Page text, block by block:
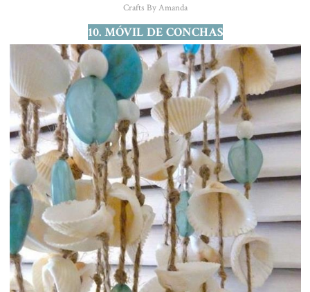
Crafts By Amanda
10. MÓVIL DE CONCHAS